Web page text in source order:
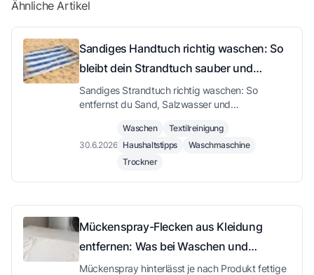
Ähnliche Artikel
Sandiges Handtuch richtig waschen: So
bleibt dein Strandtuch sauber und
flauschig
Sandiges Strandtuch richtig waschen: So
entfernst du Sand, Salzwasser und
Handtuch dauerhaft weich und flauschig.
30.6.2026
Waschen
Textilreinigung
Haushaltstipps
Waschmaschine
Trockner
Mückenspray-Flecken aus Kleidung
entfernen: Was bei Waschen und
Trocknen wichtig ist
Mückenspray hinterlässt je nach Produkt fettige